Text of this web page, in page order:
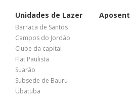
Unidades de Lazer
Barraca de Santos
Campos do Jordão
Clube da capital
Flat Paulista
Suarão
Subsede de Bauru
Ubatuba